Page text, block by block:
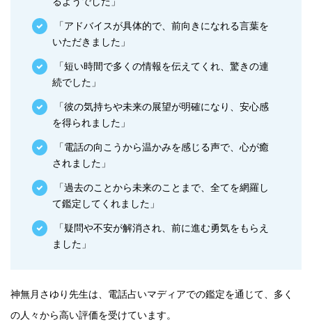
「アドバイスが具体的で、前向きになれる言葉を
いただきました」
「短い時間で多くの情報を伝えてくれ、驚きの連
続でした」
「彼の気持ちや未来の展望が明確になり、安心感
を得られました」
「電話の向こうから温かみを感じる声で、心が癒
されました」
「過去のことから未来のことまで、全てを網羅し
て鑑定してくれました」
「疑問や不安が解消され、前に進む勇気をもらえ
ました」
神無月さゆり先生は、電話占いマディアでの鑑定を通じて、多く
の人々から高い評価を受けています。